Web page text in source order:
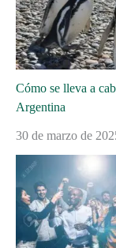
Cómo se lleva a
Argentina
30 de marzo de